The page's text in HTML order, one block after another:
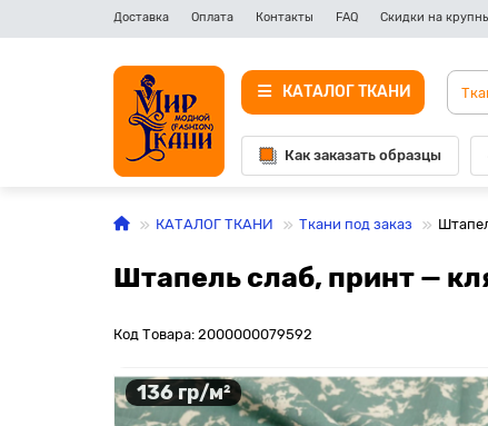
Доставка Оплата Контакты FAQ Скидки на
КАТАЛОГ ТКАНИ
Как заказать образцы
КАТАЛОГ ТКАНИ Ткани под заказ
Штапель слаб, принт —
Код Товара: 2000000079592
136 гр/м²